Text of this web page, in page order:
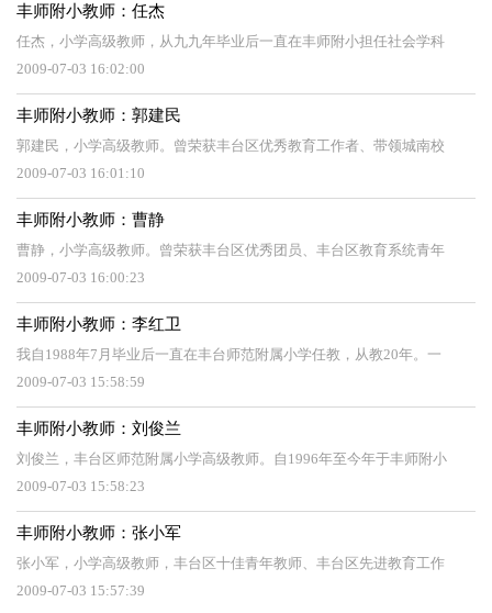
丰师附小教师：任杰
任杰，小学高级教师，从九九年毕业后一直在丰师附小担任社会学科
2009-07-03 16:02:00
丰师附小教师：郭建民
郭建民，小学高级教师。曾荣获丰台区优秀教育工作者、带领城南校
2009-07-03 16:01:10
丰师附小教师：曹静
曹静，小学高级教师。曾荣获丰台区优秀团员、丰台区教育系统青年
2009-07-03 16:00:23
丰师附小教师：李红卫
我自1988年7月毕业后一直在丰台师范附属小学任教，从教20年。一
2009-07-03 15:58:59
丰师附小教师：刘俊兰
刘俊兰，丰台区师范附属小学高级教师。自1996年至今年于丰师附小
2009-07-03 15:58:23
丰师附小教师：张小军
张小军，小学高级教师，丰台区十佳青年教师、丰台区先进教育工作
2009-07-03 15:57:39